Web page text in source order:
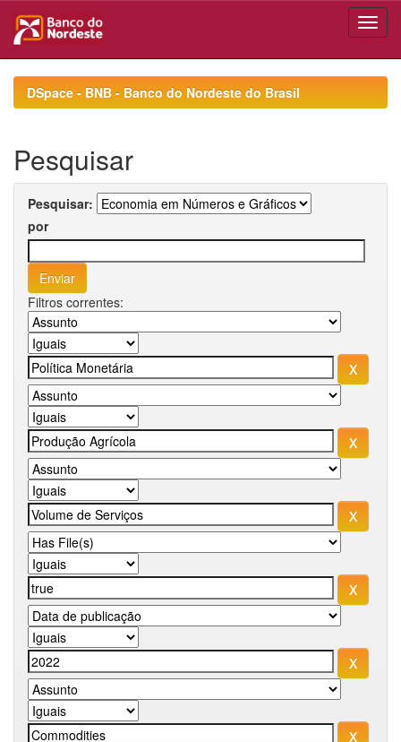
navigationDSpace - BNB - Banco do Nordeste do Brasil
Pesquisar
Pesquisar:
por
Filtros correntes: